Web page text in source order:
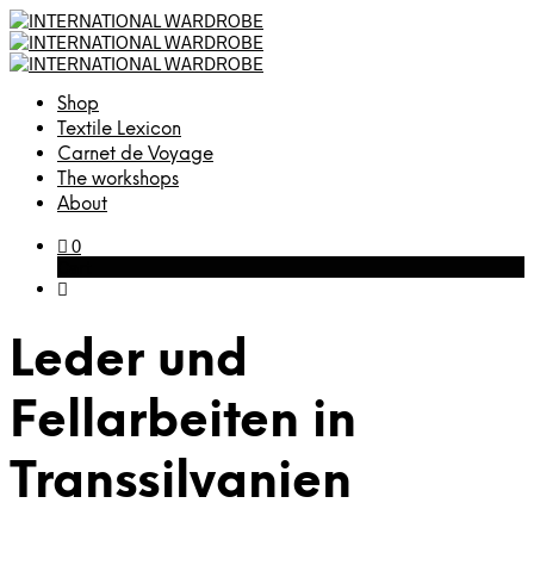
Shop
Textile Lexicon
Carnet de Voyage
The workshops
About
0
Leder und
Fellarbeiten in
Transsilvanien